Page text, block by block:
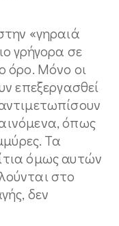
«γηραιά
γρήγορα σε
όρο. Μόνο οι
επεξεργασθεί
όπως
Τα
όμως αυτών
στο
δεν